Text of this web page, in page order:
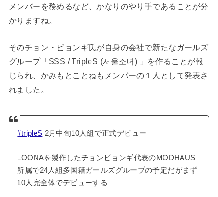
メンバーを務めるなど、かなりのやり手であることが分
かりますね。
そのチョン・ビョンギ氏が自身の会社で新たなガールズ
グループ「SSS / TripleS (서울소녀) 」を作ることが報
じられ、かみもとことねもメンバーの１人として発表さ
れました。
#tripleS 2月中旬10人組で正式デビュー
LOONAを製作したチョンビョンギ代表のMODHAUS
所属で24人組多国籍ガールズグループの予定だがまず
10人完全体でデビューする